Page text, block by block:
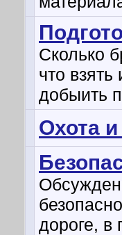
Сколько
что
добыить
Охота
дороге, в